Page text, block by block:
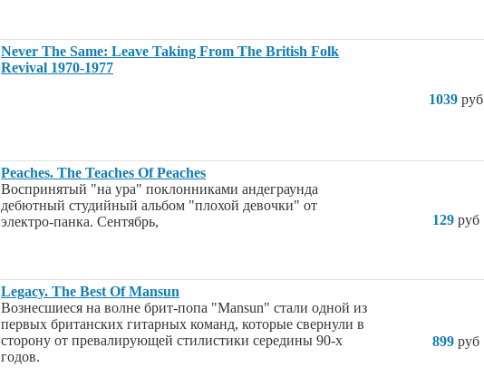
Never The Same: Leave Taking From The British Folk
Revival 1970-1977
1039 руб
Peaches. The Teaches Of Peaches
Воспринятый "на ура" поклонниками андеграунда
дебютный студийный альбом "плохой девочки" от
электро-панка. Сентябрь,
129 руб
Legacy. The Best Of Mansun
Вознесшиеся на волне брит-попа "Mansun" стали одной из
первых британских гитарных команд, которые свернули в
сторону от превалирующей стилистики середины 90-х
годов.
899 руб